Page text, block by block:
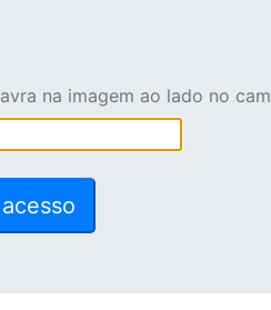
na imagem ao lado no